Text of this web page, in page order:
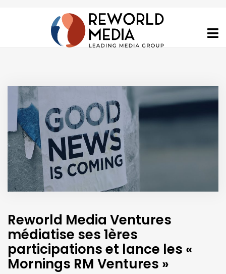
Reworld Media Ventures
médiatise ses 1ères
participations et lance les «
Mornings RM Ventures »